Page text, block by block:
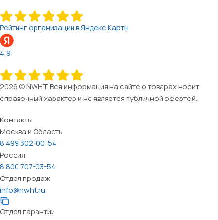
Рейтинг организации в Яндекс.Карты
4,9
2026 © NWHT Вся информация на сайте о товарах носит
справочный характер и не является публичной офертой.
Контакты
Москва и Область
8 499 302-00-54
Россия
8 800 707-03-54
Отдел продаж
info@nwht.ru
Отдел гарантии